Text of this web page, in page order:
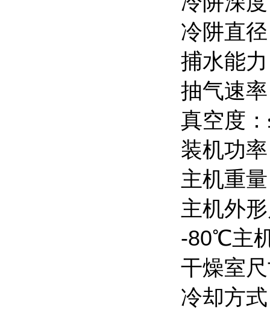
冷阱直
捕水能
抽气速
真空度
装机功
主机重
主机外
-80℃主
干燥室
冷却方